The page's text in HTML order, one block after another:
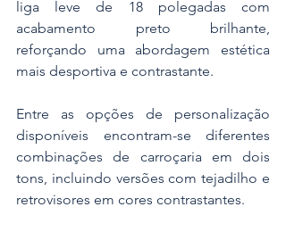
liga leve de 18 polegadas com
acabamento preto brilhante,
reforçando uma abordagem estética
mais desportiva e contrastante.
Entre as opções de personalização
disponíveis encontram-se diferentes
combinações de carroçaria em dois
tons, incluindo versões com tejadilho e
retrovisores em cores contrastantes.